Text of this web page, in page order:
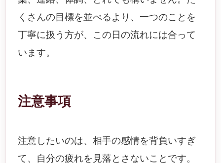
くさんの目標を並べるより、一つのことを
丁寧に扱う方が、この日の流れには合って
います。
注意事項
注意したいのは、相手の感情を背負いすぎ
て、自分の疲れを見落とさないことです。